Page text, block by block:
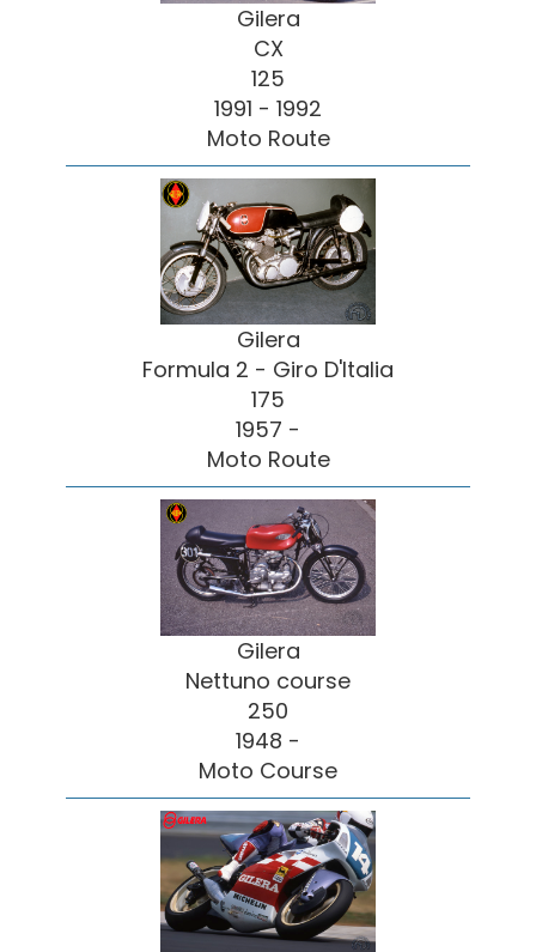
Gilera
CX
125
1991 - 1992
Moto Route
Gilera
Formula 2 - Giro D'Italia
175
1957 -
Moto Route
Gilera
Nettuno course
250
1948 -
Moto Course